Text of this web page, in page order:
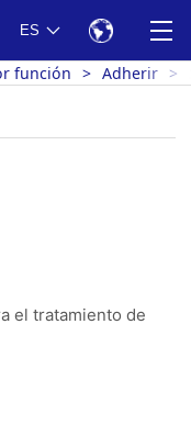
ES
función Adherir
el tratamiento de